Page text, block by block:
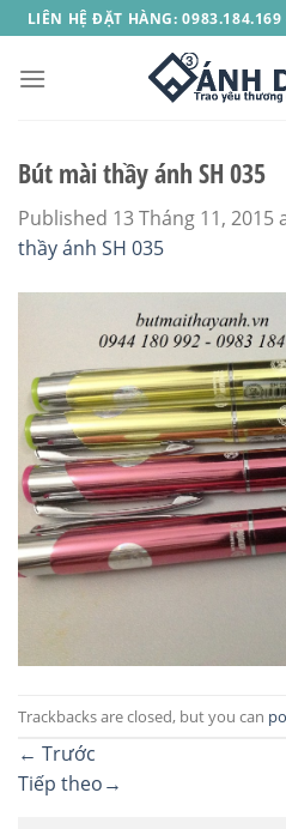
Skip
to
content
LIÊN HỆ ĐẶT HÀNG:
Bút mài thầy ánh SH 035
Published 13 Tháng 11, 2015
thầy ánh SH 035
Trackbacks are closed, but you can
← Trước
Tiếp theo→